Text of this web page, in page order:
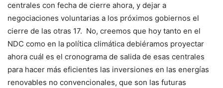
centrales con fecha de cierre ahora, y dejar a
negociaciones voluntarias a los próximos gobiernos el
cierre de las otras 17. No, creemos que hoy tanto en el
NDC como en la política climática debiéramos proyectar
ahora cuál es el cronograma de salida de esas centrales
para hacer más eficientes las inversiones en las energías
renovables no convencionales, que son las futuras